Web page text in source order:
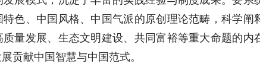
色、中国风格、中国气派的原创理论范畴，科学
量发展、生态文明建设、共同富裕等重大命题的
贡献中国智慧与中国范式。